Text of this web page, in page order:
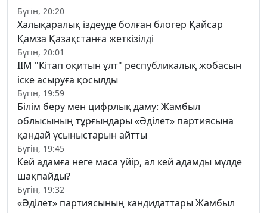
Бүгін, 20:20
Халықаралық іздеуде болған блогер Қайсар
Қамза Қазақстанға жеткізілді
Бүгін, 20:01
ІІМ "Кітап оқитын ұлт" республикалық жобасын
іске асыруға қосылды
Бүгін, 19:59
Білім беру мен цифрлық даму: Жамбыл
облысының тұрғындары «Әділет» партиясына
қандай ұсыныстарын айтты
Бүгін, 19:45
Кей адамға неге маса үйір, ал кей адамды мүлде
шақпайды?
Бүгін, 19:32
«Әділет» партиясының кандидаттары Жамбыл